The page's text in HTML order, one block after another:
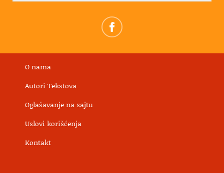
O nama
Autori Tekstova
Oglašavanje na sajtu
Uslovi korišćenja
Kontakt